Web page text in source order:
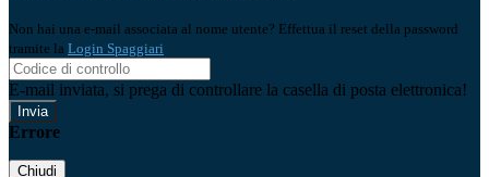
Non hai una e-mail associata al nome utente? Effettua il reset della password
tramite la Login Spaggiari
E-mail inviata, si prega di controllare la casella di posta elettronica!
Errore
Chiudi